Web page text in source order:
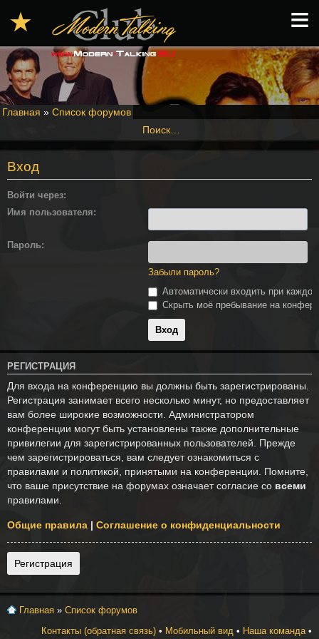
Главная » Список форумов
Поиск…
Вход
Войти через:
Имя пользователя:
Пароль:
Забыли пароль?
Автоматически входить при
Скрыть моё пребывание на
РЕГИСТРАЦИЯ
Для входа на конференцию вы должны быть зарегистрированы.
Регистрация занимает всего несколько минут, но предоставляет
вам более широкие возможности. Администратором
конференции могут быть установлены также дополнительные
привилегии для зарегистрированных пользователей. Прежде
чем зарегистрироваться, вам следует ознакомиться с
правилами и политикой, принятыми на конференции. Помните,
что ваше присутствие на форумах означает согласие со всеми
правилами.
Общие правила | Соглашение о конфиденциальности
Регистрация
Главная » Список форумов
Контакты (обратная связь) • Мобильный вид • Наша команда •
★ ≡